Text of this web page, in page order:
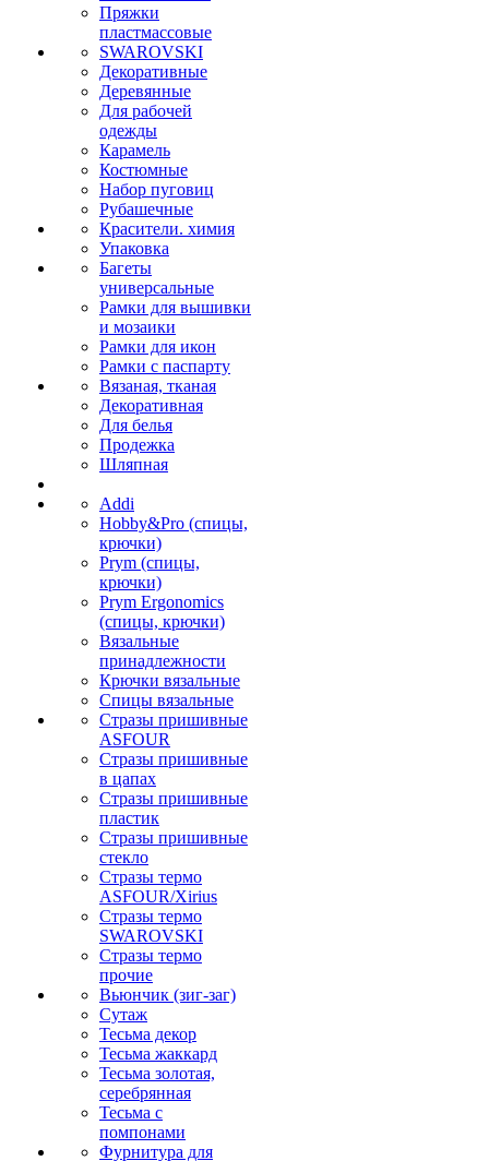
Пряжки
пластмассовые
SWAROVSKI
Декоративные
Деревянные
Для рабочей
одежды
Карамель
Костюмные
Набор пуговиц
Рубашечные
Красители. химия
Упаковка
Багеты
универсальные
Рамки для вышивки
и мозаики
Рамки для икон
Рамки с паспарту
Вязаная, тканая
Декоративная
Для белья
Продежка
Шляпная
Addi
Hobby&Pro (спицы,
крючки)
Prym (спицы,
крючки)
Prym Ergonomics
(спицы, крючки)
Вязальные
принадлежности
Крючки вязальные
Спицы вязальные
Стразы пришивные
ASFOUR
Стразы пришивные
в цапах
Стразы пришивные
пластик
Стразы пришивные
стекло
Стразы термо
ASFOUR/Xirius
Стразы термо
SWAROVSKI
Стразы термо
прочие
Вьюнчик (зиг-заг)
Сутаж
Тесьма декор
Тесьма жаккард
Тесьма золотая,
серебрянная
Тесьма с
помпонами
Фурнитура для